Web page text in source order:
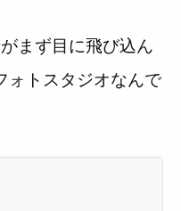
まず目に飛び込ん
ォトスタジオなんで